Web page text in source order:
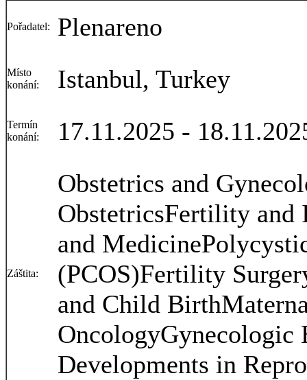
Pořadatel: Plenareno
Místo
konání:
Istanbul, Turkey
Termín
konání:
17.11.2025 -
Záštita:
Obstetrics and
ObstetricsFertility
and
(PCOS)Fertility
and Child
OncologyGynecologic
Developments in